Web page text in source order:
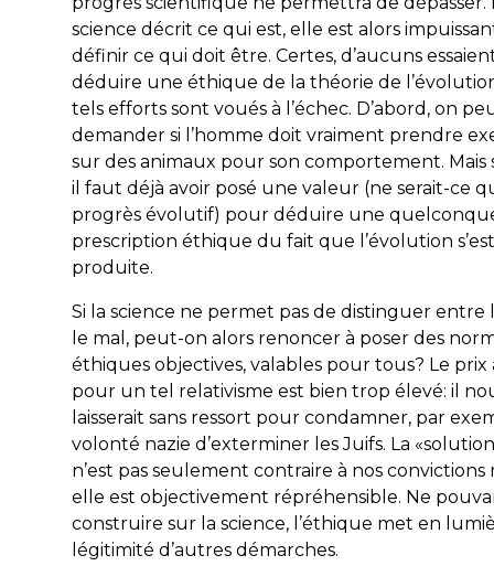
science décrit ce qui est, elle est alors
définir ce qui doit être. Certes, d’aucuns
déduire une éthique de la théorie de
tels efforts sont voués à l’échec. D’abord, on
demander si l’homme doit vraiment prendre
sur des animaux pour son comportement.
il faut déjà avoir posé une valeur (ne serait-ce
progrès évolutif) pour déduire une
prescription éthique du fait que l’évolution s’est
produite.
Si la science ne permet pas de distinguer entre
le mal, peut-on alors renoncer à poser des
éthiques objectives, valables pour tous? Le prix
pour un tel relativisme est bien trop élevé: il
laisserait sans ressort pour condamner, par
volonté nazie d’exterminer les Juifs. La
n’est pas seulement contraire à nos convictions
elle est objectivement répréhensible. Ne
construire sur la science, l’éthique met en
légitimité d’autres démarches.